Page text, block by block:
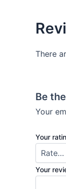
There
Be
Your
Your
Your